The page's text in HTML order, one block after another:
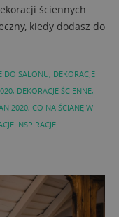
ściennych.
kiedy dodasz do
DO SALONU, DEKORACJE
, DEKORACJE ŚCIENNE,
2020, CO NA ŚCIANĘ W
INSPIRACJE